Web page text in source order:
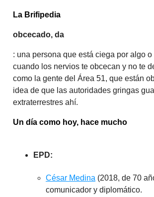
La Brifipedia
obcecado, da
: una persona que está ciega por algo
cuando los nervios te obcecan y no te
como la gente del Área 51, que están
idea de que las autoridades gringas
extraterrestres ahí.
Un día como hoy, hace mucho
EPD:
César Medina (2018, de 70
comunicador y diplomático.